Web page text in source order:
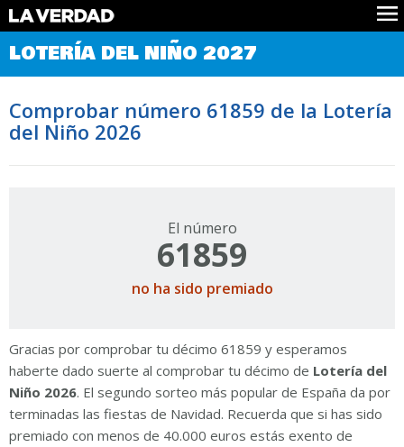
Comprobar Loteria del Niño
Premios
Noticias
Datos
Historia
LOTERÍA DEL NIÑO 2027
Comprobar número 61859 de la Lotería
del Niño 2026
El número
61859
no ha sido premiado
Gracias por comprobar tu décimo 61859 y esperamos
haberte dado suerte al comprobar tu décimo de Lotería del
Niño 2026. El segundo sorteo más popular de España da por
terminadas las fiestas de Navidad. Recuerda que si has sido
premiado con menos de 40.000 euros estás exento de